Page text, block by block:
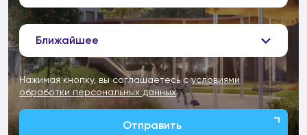
Ближайшее
Нажимая кнопку, вы соглашаетесь сусловиями
обработки персональных данных
Отправить